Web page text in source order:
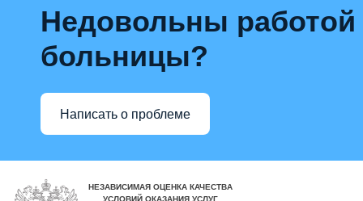
Недовольны работой
больницы?
Написать о проблеме